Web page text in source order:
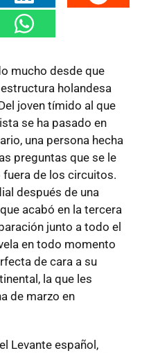
mucho desde que
holandesa
joven tímido al que
se ha pasado en
una persona hecha
preguntas que se le
de los circuitos.
después de una
acabó en la tercera
junto a todo el
en todo momento
de cara a su
la que les
de marzo en
Levante español,